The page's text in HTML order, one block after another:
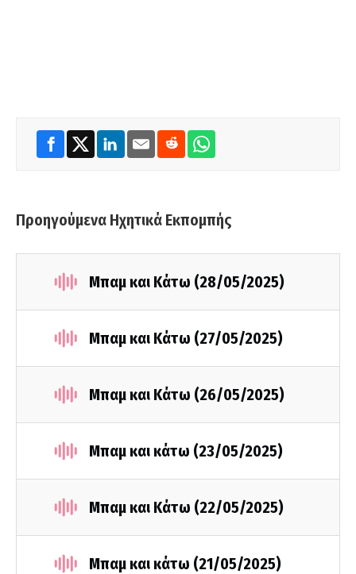
Προηγούμενα Ηχητικά Εκπομπής
Μπαμ και Κάτω (28/05/2025)
Μπαμ και Κάτω (27/05/2025)
Μπαμ και Κάτω (26/05/2025)
Μπαμ και κάτω (23/05/2025)
Μπαμ και Κάτω (22/05/2025)
Μπαμ και κάτω (21/05/2025)